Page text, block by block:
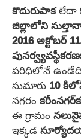
కొదురుపాకలేదా
జిల్లాలోని
2016 అక్టోబర్ 11
పరిధిలోనే
సుమారు10
నగరం
ఈ గ్రామం
ఇక్కడ